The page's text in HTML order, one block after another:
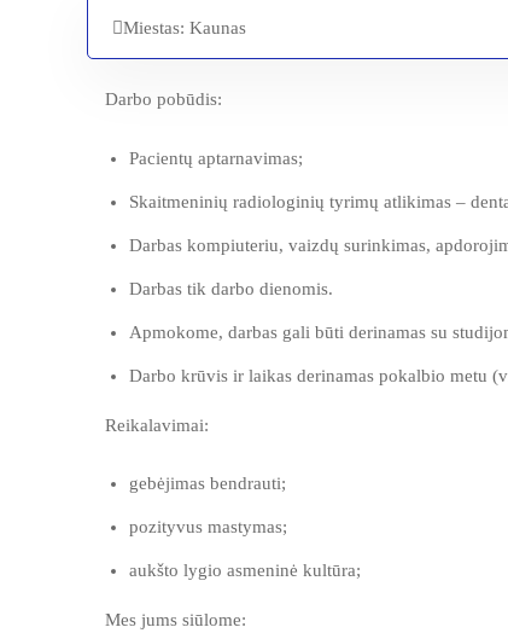
Miestas: Kaunas
Darbo pobūdis:
Pacientų aptarnavimas;
Skaitmeninių radiologinių tyrimų atlikimas –
Darbas kompiuteriu, vaizdų surinkimas,
Darbas tik darbo dienomis.
Apmokome, darbas gali būti derinamas su
Darbo krūvis ir laikas derinamas pokalbio metu
Reikalavimai:
gebėjimas bendrauti;
pozityvus mastymas;
aukšto lygio asmeninė kultūra;
Mes jums siūlome: